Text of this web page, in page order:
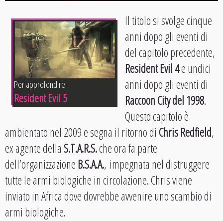
Per approfondire:
Resident Evil 5
Il titolo si svolge cinque
anni dopo gli eventi di
del capitolo precedente,
Resident Evil 4e undici
anni dopo gli eventi di
Raccoon City del 1998.
Questo capitolo è
ambientato nel 2009 e segna il ritorno diChris Redfield,
ex agente dellaS.T.A.R.S.che ora fa parte
dell’organizzazioneB.S.A.A., impegnata nel distruggere
tutte le armi biologiche in circolazione. Chris viene
inviato in Africa dove dovrebbe avvenire uno scambio di
armi biologiche.